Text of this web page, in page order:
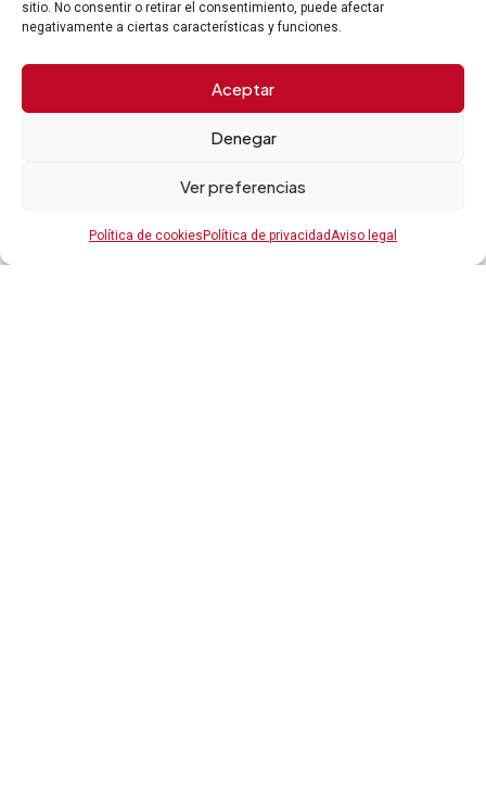
sitio. No consentir o retirar el consentimiento, puede afectar
negativamente a ciertas características y funciones.
Aceptar
Denegar
Ver preferencias
Política de cookies Política de privacidadAviso legal15